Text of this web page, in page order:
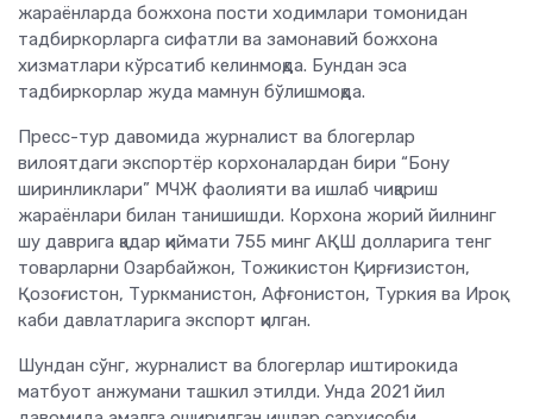
жараёнларда божхона пости ходимлари томонидан
тадбиркорларга сифатли ва замонавий божхона
хизматлари кўрсатиб келинмоқда. Бундан эса
тадбиркорлар жуда мамнун бўлишмоқда.
Пресс-тур давомида журналист ва блогерлар
вилоятдаги экспортёр корхоналардан бири “Бону
ширинликлари” МЧЖ фаолияти ва ишлаб чиқариш
жараёнлари билан танишишди. Корхона жорий йилнинг
шу даврига қадар қиймати 755 минг АҚШ долларига тенг
товарларни Озарбайжон, Тожикистон Қирғизистон,
Қозоғистон, Туркманистон, Афғонистон, Туркия ва Ироқ
каби давлатларига экспорт қилган.
Шундан сўнг, журналист ва блогерлар иштирокида
матбуот анжумани ташкил этилди. Унда 2021 йил